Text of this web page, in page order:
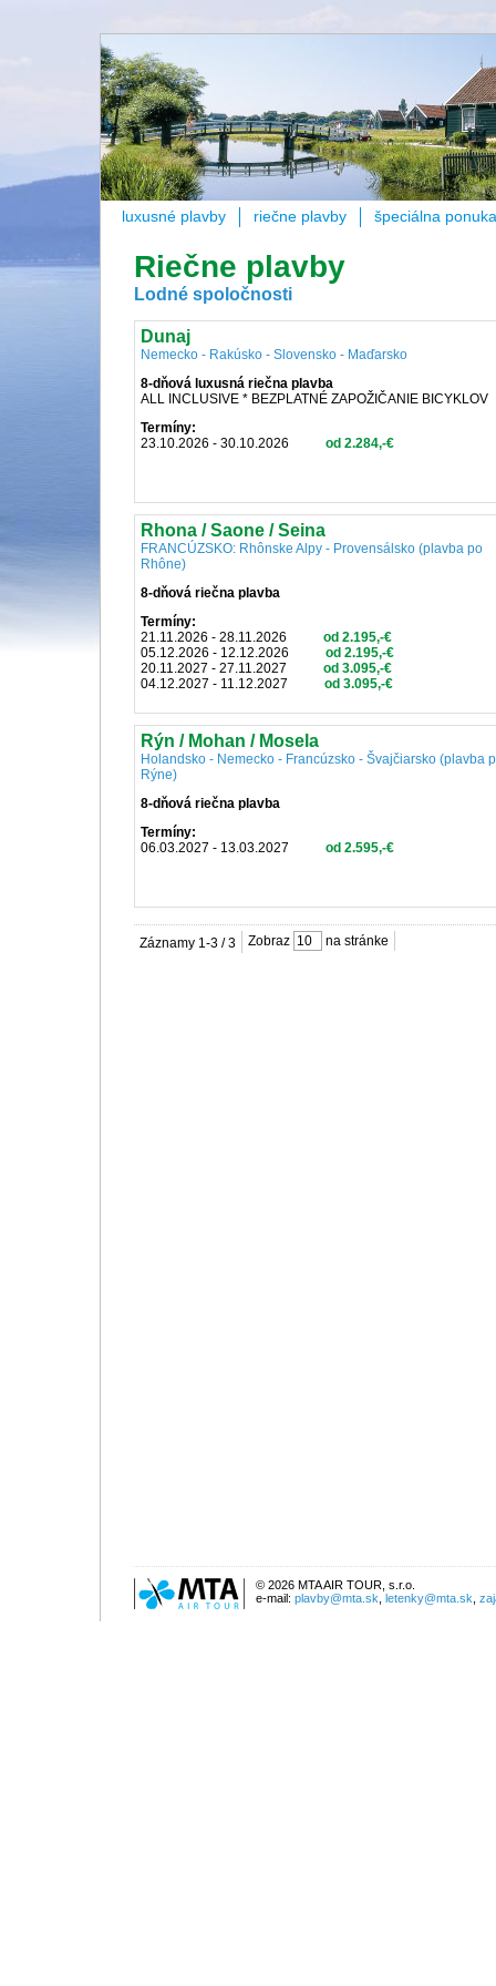
luxusné plavby riečne plavby špeciálna ponuka
Riečne plavby
Lodné spoločnosti
Dunaj
Nemecko - Rakúsko - Slovensko - Maďarsko
8-dňová luxusná riečna plavba
ALL INCLUSIVE * BEZPLATNÉ ZAPOŽIČANIE BICYKLOV
Termíny:
23.10.2026 - 30.10.2026
od 2.284,-€
Rhona / Saone / Seina
FRANCÚZSKO: Rhônske Alpy - Provensálsko (plavba po
Rhône)
8-dňová riečna plavba
Termíny:
21.11.2026 - 28.11.2026
od 2.195,-€
05.12.2026 - 12.12.2026
od 2.195,-€
20.11.2027 - 27.11.2027
od 3.095,-€
04.12.2027 - 11.12.2027
od 3.095,-€
Rýn / Mohan / Mosela
Holandsko - Nemecko - Francúzsko - Švajčiarsko (plavba
Rýne)
8-dňová riečna plavba
Termíny:
06.03.2027 - 13.03.2027
od 2.595,-€
Záznamy 1-3 / 3 Zobraz na stránke
© 2026 MTA AIR TOUR, s.r.o.
e-mail: plavby@mta.sk letenky@mta.sk